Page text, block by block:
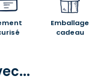
Emballage
cadeau